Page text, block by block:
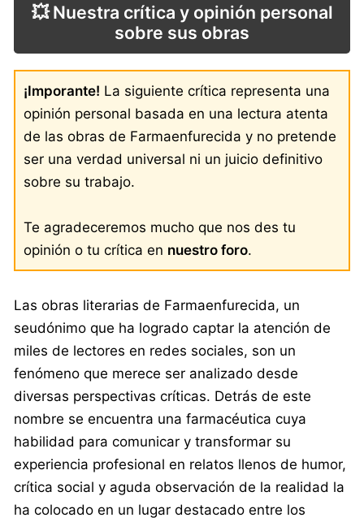
💥 Nuestra crítica y opinión personal
sobre sus obras
¡Imporante! La siguiente crítica representa una
opinión personal basada en una lectura atenta
de las obras de Farmaenfurecida y no pretende
ser una verdad universal ni un juicio definitivo
sobre su trabajo.
Te agradeceremos mucho que nos des tu
opinión o tu crítica en nuestro foro.
Las obras literarias de Farmaenfurecida, un
seudónimo que ha logrado captar la atención de
miles de lectores en redes sociales, son un
fenómeno que merece ser analizado desde
diversas perspectivas críticas. Detrás de este
nombre se encuentra una farmacéutica cuya
habilidad para comunicar y transformar su
experiencia profesional en relatos llenos de humor,
crítica social y aguda observación de la realidad la
ha colocado en un lugar destacado entre los